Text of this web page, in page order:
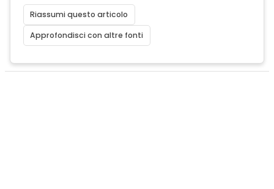
Riassumi questo articolo
Approfondisci con altre fonti